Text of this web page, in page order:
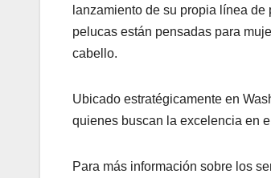
lanzamiento de su propia línea
pelucas están pensadas para
cabello.
Ubicado estratégicamente en
quienes buscan la excelencia en
Para más información sobre los